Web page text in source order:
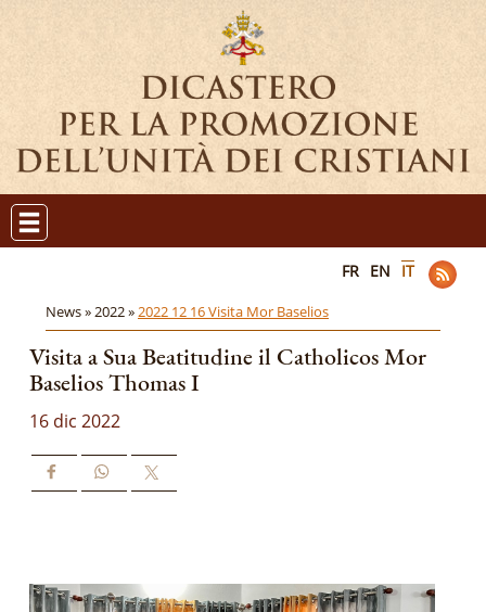
FR EN IT
News »2022 »2022 12 16 Visita Mor Baselios
Visita a Sua Beatitudine il Catholicos Mor
Baselios Thomas I
16 dic 2022